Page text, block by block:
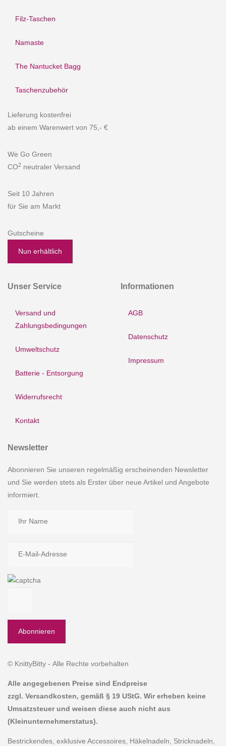
Filz-Taschen
Namaste
The Nantucket Bagg
Taschenzubehör
Lieferung kostenfrei
ab einem Warenwert von 75,- €
We Go Green
CO2 neutraler Versand
Seit 10 Jahren
für Sie am Markt
Gutscheine
Nun erhältlich
Unser Service
Versand und
Zahlungsbedingungen
Umweltschutz
Batterie - Entsorgung
Widerrufsrecht
Kontakt
Informationen
AGB
Datenschutz
Impressum
Newsletter
Abonnieren Sie unseren regelmäßig erscheinenden Newsletter
und Sie werden stets als Erster über neue Artikel und Angebote
informiert.
© KnittyBitty - Alle Rechte vorbehalten
Alle angegebenen Preise sind Endpreise
zzgl. Versandkosten, gemäß § 19 UStG. Wir erheben keine
Umsatzsteuer und weisen diese auch nicht aus
(Kleinunternehmerstatus).
Bestrickendes, exklusive Accessoires, Häkelnadeln, Stricknadeln,